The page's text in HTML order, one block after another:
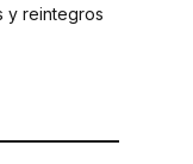
y reintegros